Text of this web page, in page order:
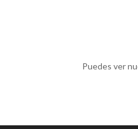
Puedes ver